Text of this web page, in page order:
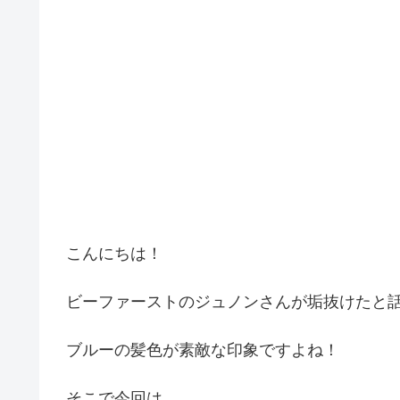
こんにちは！
ビーファーストのジュノンさんが垢抜けたと
ブルーの髪色が素敵な印象ですよね！